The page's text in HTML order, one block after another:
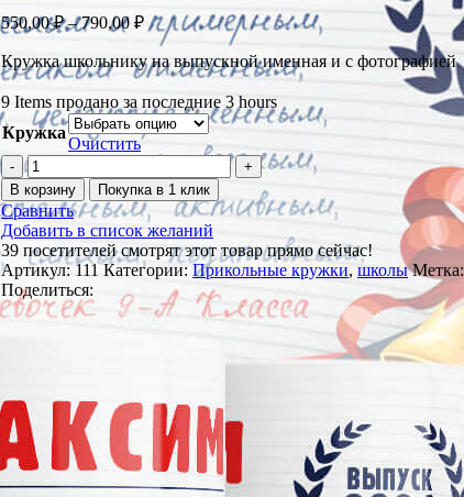
550,00₽ – 790,00₽
Кружка школьнику на выпускной именная и с фотографией
9 Items продано за последние 3 hours
Кружка
Очистить
В корзину Покупка в 1 клик
Сравнить
Добавить в список желаний
39 посетителей смотрят этот товар прямо сейчас!
Артикул:111Категории: Прикольные кружки, школы Метка:
Поделиться: